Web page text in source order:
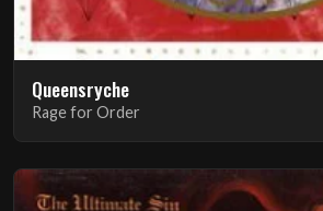
Queensryche
Rage for Order